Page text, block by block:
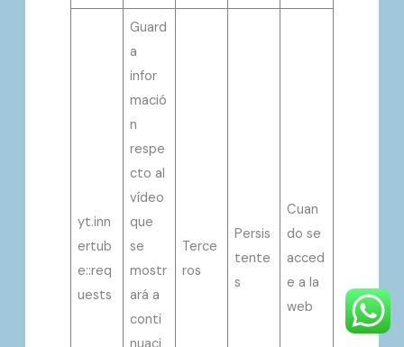
yt.inn
ertub
e::req
uests
Guard
a
infor
mació
n
respe
cto al
vídeo
que
se
mostr
ará a
conti
Terce
ros
Persis
tente
s
Cuan
do se
acced
e a la
web